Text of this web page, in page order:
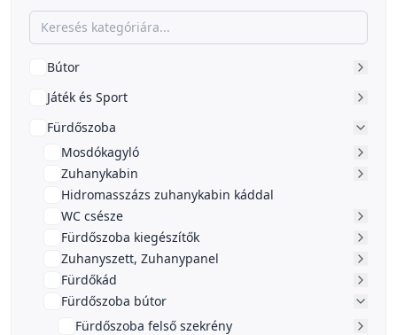
Bútor
Játék és Sport
Fürdőszoba
Mosdókagyló
Zuhanykabin
Hidromasszázs zuhanykabin káddal
WC csésze
Fürdőszoba kiegészítők
Zuhanyszett, Zuhanypanel
Fürdőkád
Fürdőszoba bútor
Fürdőszoba felső szekrény